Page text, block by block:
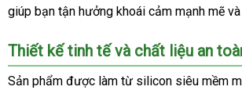
giúp bạn tận hưởng khoái cảm mạnh mẽ và
Thiết kế tinh tế và chất liệu an
Sản phẩm được làm từ silicon siêu mềm